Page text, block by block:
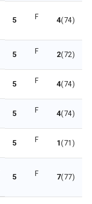
5 F 4(74)
5 F 2(72)
5 F 4(74)
5 F 4(74)
5 F 1(71)
5 F 7(77)